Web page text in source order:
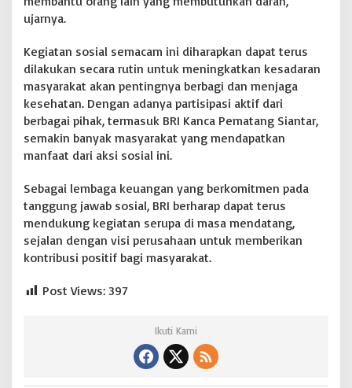
ujarnya.
Kegiatan sosial semacam ini diharapkan dapat terus
dilakukan secara rutin untuk meningkatkan kesadaran
masyarakat akan pentingnya berbagi dan menjaga
kesehatan. Dengan adanya partisipasi aktif dari
berbagai pihak, termasuk BRI Kanca Pematang Siantar,
semakin banyak masyarakat yang mendapatkan
manfaat dari aksi sosial ini.
Sebagai lembaga keuangan yang berkomitmen pada
tanggung jawab sosial, BRI berharap dapat terus
mendukung kegiatan serupa di masa mendatang,
sejalan dengan visi perusahaan untuk memberikan
kontribusi positif bagi masyarakat.
Post Views: 397
Ikuti Kami